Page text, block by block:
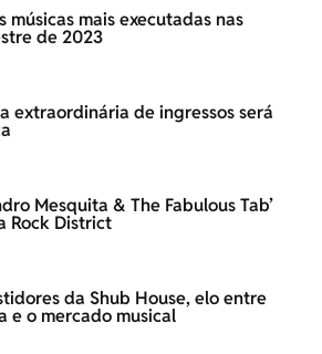
músicas mais executadas nas
de 2023
extraordinária de ingressos será
Mesquita & The Fabulous Tab’
Rock District
da Shub House, elo entre
e o mercado musical